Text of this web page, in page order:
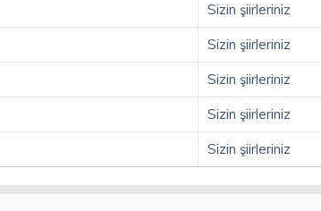
Sizin şiirleriniz
Sizin şiirleriniz
Sizin şiirleriniz
Sizin şiirleriniz
Sizin şiirleriniz